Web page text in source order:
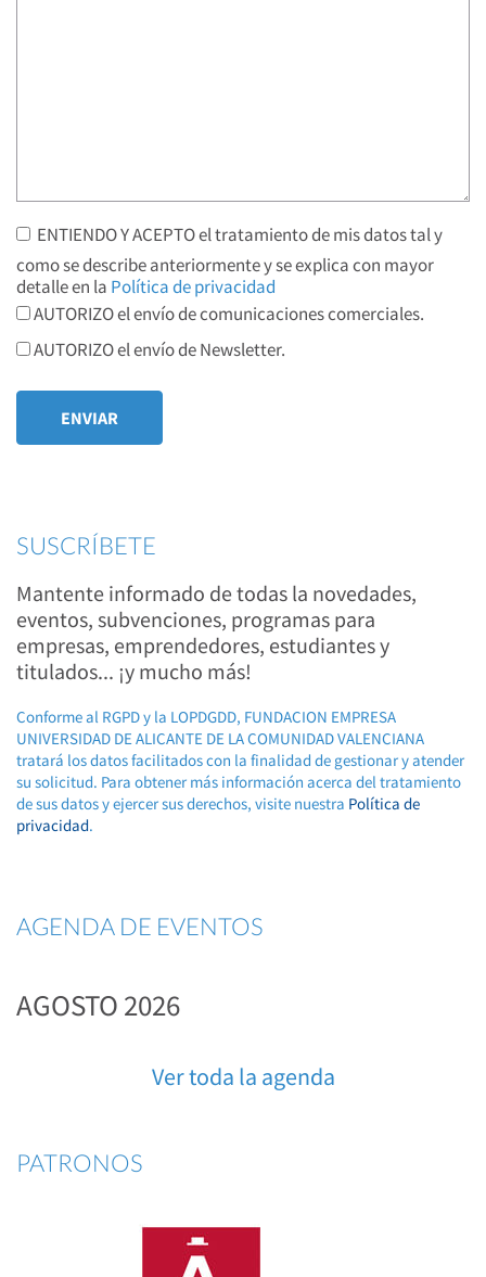
ENTIENDO Y ACEPTO el tratamiento de mis datos tal y
como se describe anteriormente y se explica con mayor
detalle en la Política de privacidad
AUTORIZO el envío de comunicaciones comerciales.
AUTORIZO el envío de Newsletter.
SUSCRÍBETE
Mantente informado de todas la novedades,
eventos, subvenciones, programas para
empresas, emprendedores, estudiantes y
titulados... ¡y mucho más!
Conforme al RGPD y la LOPDGDD, FUNDACION EMPRESA
UNIVERSIDAD DE ALICANTE DE LA COMUNIDAD VALENCIANA
tratará los datos facilitados con la finalidad de gestionar y atender
su solicitud. Para obtener más información acerca del tratamiento
de sus datos y ejercer sus derechos, visite nuestra Política de
privacidad.
AGENDA DE EVENTOS
AGOSTO 2026
Ver toda la agenda
PATRONOS